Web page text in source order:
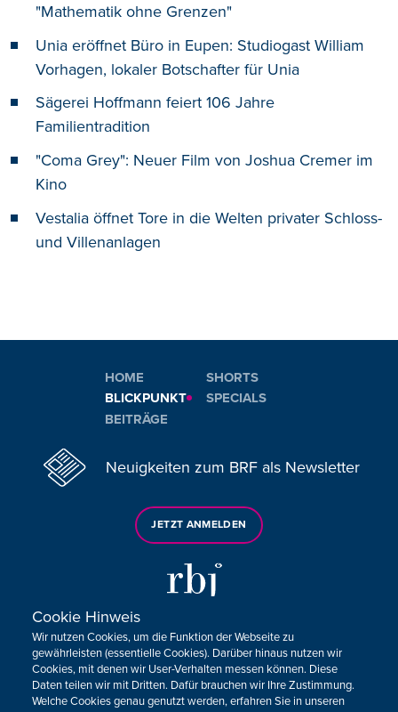
"Mathematik ohne Grenzen"
Unia eröffnet Büro in Eupen: Studiogast William
Vorhagen, lokaler Botschafter für Unia
Sägerei Hoffmann feiert 106 Jahre
Familientradition
"Coma Grey": Neuer Film von Joshua Cremer im
Kino
Vestalia öffnet Tore in die Welten privater Schloss-
und Villenanlagen
HOME
BLICKPUNKT
BEITRÄGE
SHORTS
SPECIALS
Neuigkeiten zum BRF als Newsletter
JETZT ANMELDEN
Sie haben noch Fragen oder Anmerkungen?
KONTAKTIEREN SIE UNS!
Cookie Hinweis
Wir nutzen Cookies, um die Funktion der Webseite zu
gewährleisten (essentielle Cookies). Darüber hinaus nutzen wir
Cookies, mit denen wir User-Verhalten messen können. Diese
Daten teilen wir mit Dritten. Dafür brauchen wir Ihre Zustimmung.
Welche Cookies genau genutzt werden, erfahren Sie in unseren